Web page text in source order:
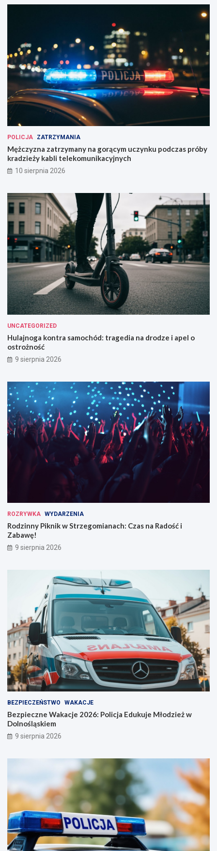
POLICJA ZATRZYMANIA
Mężczyzna zatrzymany na gorącym uczynku podczas próby
kradzieży kabli telekomunikacyjnych
10 sierpnia 2026
UNCATEGORIZED
Hulajnoga kontra samochód: tragedia na drodze i apel o
ostrożność
9 sierpnia 2026
ROZRYWKA WYDARZENIA
Rodzinny Piknik w Strzegomianach: Czas na Radość i
Zabawę!
9 sierpnia 2026
BEZPIECZEŃSTWO WAKACJE
Bezpieczne Wakacje 2026: Policja Edukuje Młodzież w
Dolnośląskiem
9 sierpnia 2026